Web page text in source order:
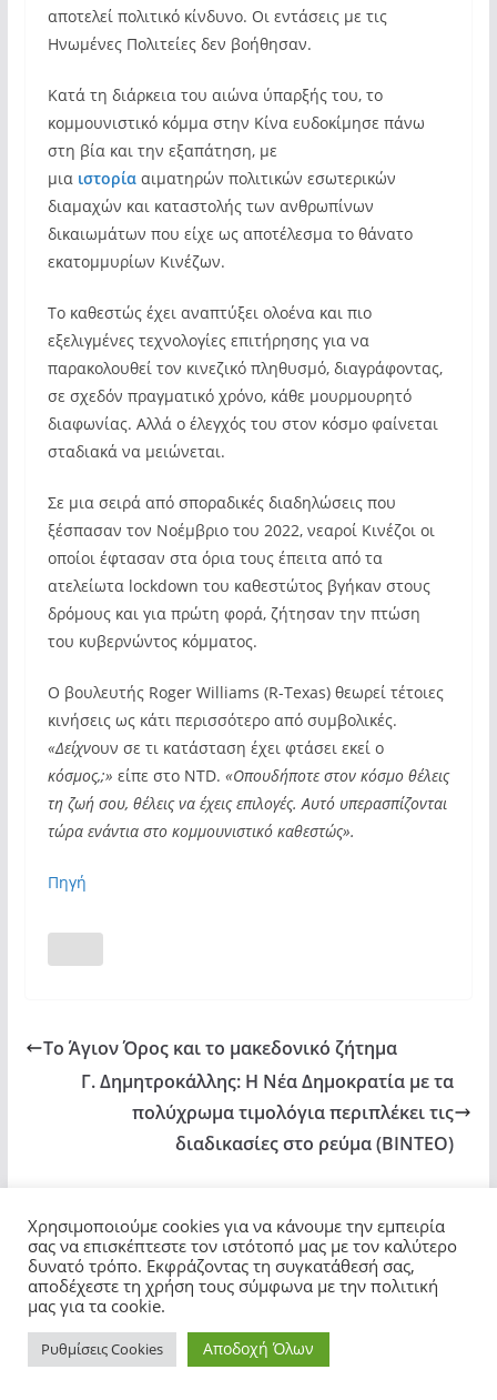
αποτελεί πολιτικό κίνδυνο. Οι εντάσεις με τις
Ηνωμένες Πολιτείες δεν βοήθησαν.
Κατά τη διάρκεια του αιώνα ύπαρξής του, το
κομμουνιστικό κόμμα στην Κίνα ευδοκίμησε πάνω
στη βία και την εξαπάτηση, με
μια ιστορία αιματηρών πολιτικών εσωτερικών
διαμαχών και καταστολής των ανθρωπίνων
δικαιωμάτων που είχε ως αποτέλεσμα το θάνατο
εκατομμυρίων Κινέζων.
Το καθεστώς έχει αναπτύξει ολοένα και πιο
εξελιγμένες τεχνολογίες επιτήρησης για να
παρακολουθεί τον κινεζικό πληθυσμό, διαγράφοντας,
σε σχεδόν πραγματικό χρόνο, κάθε μουρμουρητό
διαφωνίας. Αλλά ο έλεγχός του στον κόσμο φαίνεται
σταδιακά να μειώνεται.
Σε μια σειρά από σποραδικές διαδηλώσεις που
ξέσπασαν τον Νοέμβριο του 2022, νεαροί Κινέζοι οι
οποίοι έφτασαν στα όρια τους έπειτα από τα
ατελείωτα lockdown του καθεστώτος βγήκαν στους
δρόμους και για πρώτη φορά, ζήτησαν την πτώση
του κυβερνώντος κόμματος.
Ο βουλευτής Roger Williams (R-Texas) θεωρεί τέτοιες
κινήσεις ως κάτι περισσότερο από συμβολικές.
«Δείχνουν σε τι κατάσταση έχει φτάσει εκεί ο
κόσμος,;» είπε στο NTD. «Οπουδήποτε στον κόσμο θέλεις
τη ζωή σου, θέλεις να έχεις επιλογές. Αυτό υπερασπίζονται
τώρα ενάντια στο κομμουνιστικό καθεστώς».
Πηγή
Το Άγιον Όρος και το μακεδονικό ζήτημα
Γ. Δημητροκάλλης: H Νέα Δημοκρατία με τα
πολύχρωμα τιμολόγια περιπλέκει τις
διαδικασίες στο ρεύμα (ΒΙΝΤΕΟ)
Ίσως Σας Ενδιαφέρει
Ντόρα Μπακογιάννη: «Εφεύρεση ο
Χριστιανισμός όπως και το διαδίκτυο»
Χρησιμοποιούμε cookies για να κάνουμε την εμπειρία
σας να επισκέπτεστε τον ιστότοπό μας με τον καλύτερο
δυνατό τρόπο. Εκφράζοντας τη συγκατάθεσή σας,
αποδέχεστε τη χρήση τους σύμφωνα με την πολιτική
μας για τα cookie.
Ρυθμίσεις Cookies Αποδοχή Όλων